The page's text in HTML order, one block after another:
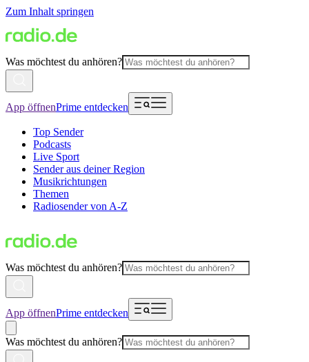
Zum Inhalt springen
Was möchtest du anhören?
App öffnenPrime entdecken
Top Sender
Podcasts
Live Sport
Sender aus deiner Region
Musikrichtungen
Themen
Radiosender von A-Z
Was möchtest du anhören?
App öffnenPrime entdecken
Was möchtest du anhören?